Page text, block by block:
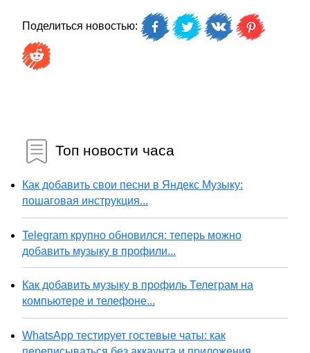
Поделиться новостью:
Топ новости часа
Как добавить свои песни в Яндекс Музыку:
пошаговая инструкция...
Telegram крупно обновился: теперь можно
добавить музыку в профили...
Как добавить музыку в профиль Телеграм на
компьютере и телефоне...
WhatsApp тестирует гостевые чаты: как